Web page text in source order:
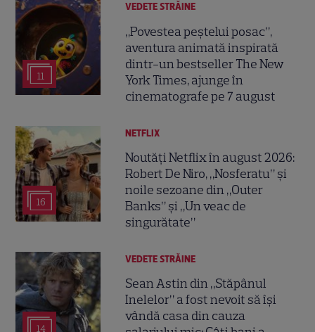
11
VEDETE STRĂINE
„Povestea peștelui posac”,
aventura animată inspirată
dintr-un bestseller The New
York Times, ajunge în
cinematografe pe 7 august
16
NETFLIX
Noutăți Netflix în august 2026:
Robert De Niro, „Nosferatu” și
noile sezoane din „Outer
Banks” și „Un veac de
singurătate”
14
VEDETE STRĂINE
Sean Astin din „Stăpânul
Inelelor” a fost nevoit să își
vândă casa din cauza